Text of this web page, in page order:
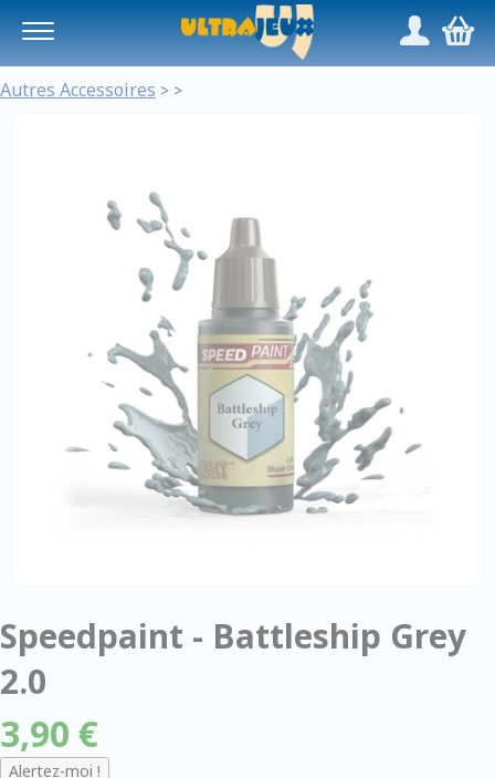
/,
Autres Accessoires > >
Speedpaint - Battleship Grey
2.0
3,90 €